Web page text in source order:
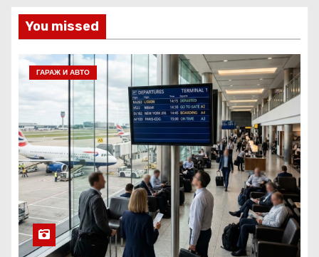
You missed
ГАРАЖ И АВТО